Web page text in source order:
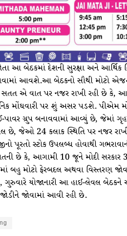
આ બેઠકમાં દેશની સુરક્ષા અને આર્થિક
આવશે.આ બેઠકનો સૌથી મોટો
એ વાત પર નજર રાખી રહી છે કે, આ
મોંઘવારી પર શું અસર પડશે. પીએમ
ગ્રુપ બનાવવામાં આવ્યું છે, જેમાં
છે, જેઓ 24 કલાક સ્થિતિ પર નજર રાખી
પૂરતો સ્ટોક ઉપલબ્ધ હોવાથી
છે કે, આગામી 10 જૂને મોદી
બહુ મોટો ફેરબદલ અથવા વિસ્તરણ
યોજાનારી આ હાઈ-લેવલ બેઠકને
જોડીને જોવામાં આવી રહી છે.